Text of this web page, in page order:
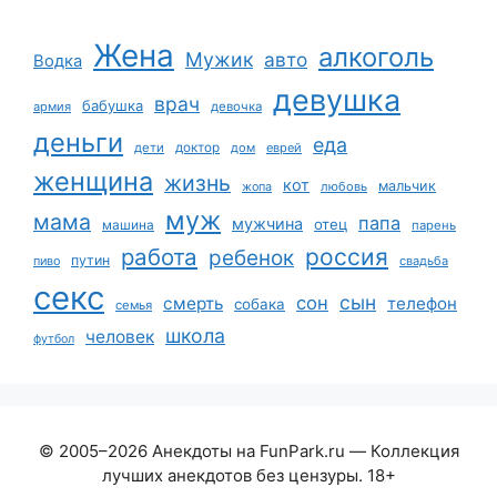
Водка Жена Мужик авто алкоголь
армия бабушка врач девочка девушка
деньги дети доктор дом еврей еда
женщина жизнь жопа кот любовь мальчик
мама машина муж мужчина отец папа парень
пиво путин работа ребенок россия свадьба
секс семья смерть собака сон сын телефон
футбол человек школа
© 2005–2026 Анекдоты на FunPark.ru — Коллекция
лучших анекдотов без цензуры. 18+